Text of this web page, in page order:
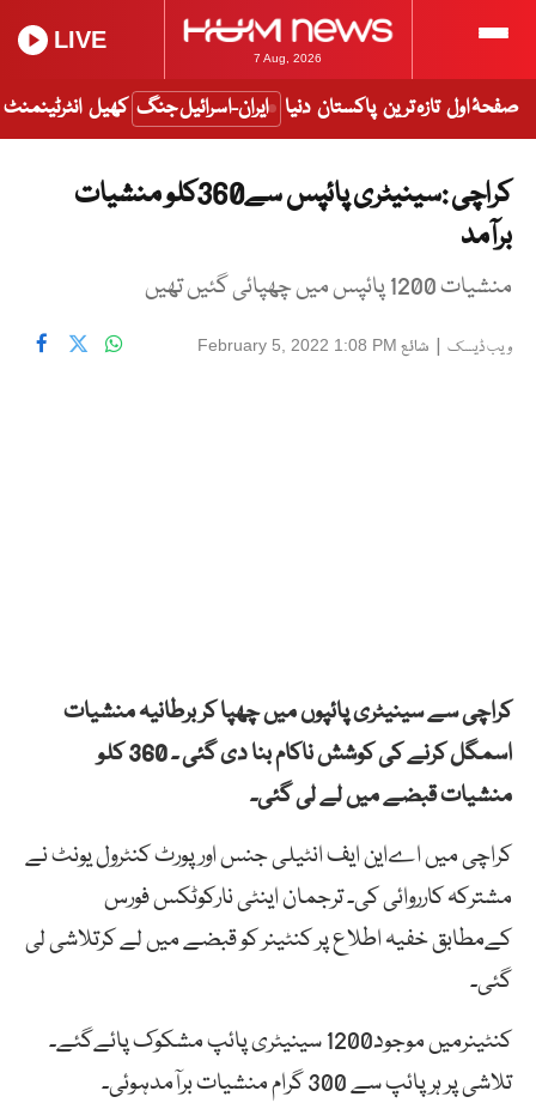
7 Aug, 2026
LIVE
صفحۂ اول تازہ ترین پاکستان دنیا ایران-اسرائیل جنگ کھیل انٹرٹینمنٹ
کراچی :سینیٹری پائپس سے360کلو منشیات
برآمد
منشیات 1200 پائپس میں چھپائی گئیں تھیں
ویب ڈیسک | شائع February 5, 2022 1:08 PM
کراچی سے سینیٹری پائپوں میں چھپا کر برطانیہ منشیات
اسمگل کرنے کی کوشش ناکام بنا دی گئی ۔ 360 کلو
منشیات قبضے میں لے لی گئی۔
کراچی میں اےاین ایف انٹیلی جنس اور پورٹ کنٹرول یونٹ نے
مشترکہ کارروائی کی۔ ترجمان اینٹی نارکوٹکس فورس
کےمطابق خفیہ اطلاع پر کنٹینر کو قبضے میں لے کرتلاشی لی
گئی۔
کنٹینرمیں موجود1200 سینیٹری پائپ مشکوک پائےگئے۔
تلاشی پر ہرپائپ سے 300 گرام منشیات برآمدہوئی۔